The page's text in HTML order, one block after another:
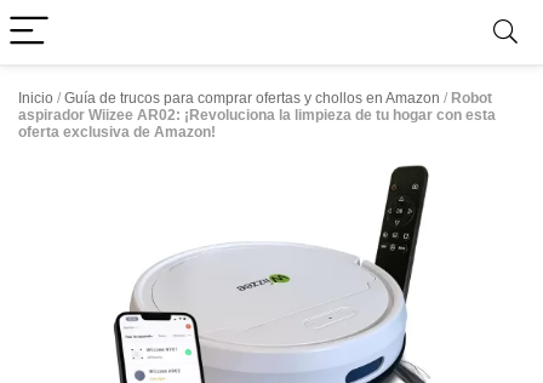
Inicio / Guía de trucos para comprar ofertas y chollos en Amazon / Robot
aspirador Wiizee AR02: ¡Revoluciona la limpieza de tu hogar con esta
oferta exclusiva de Amazon!